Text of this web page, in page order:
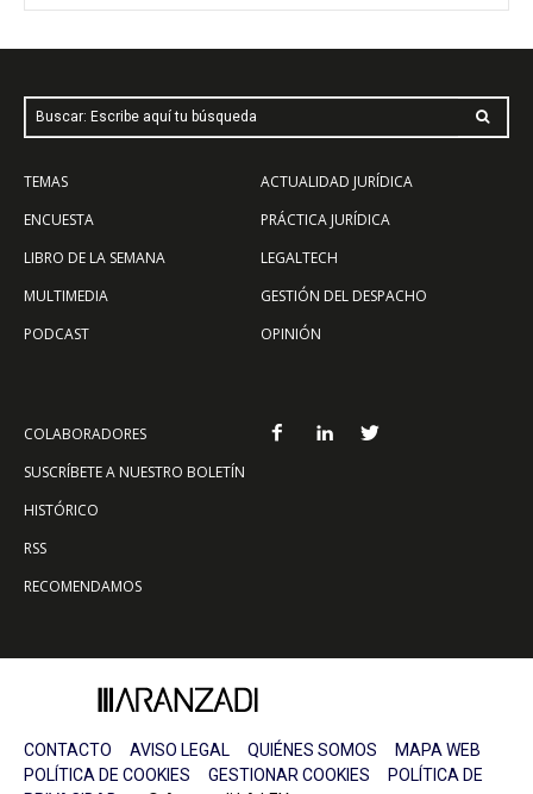
Buscar: Escribe aquí tu búsqueda
TEMAS
ENCUESTA
LIBRO DE LA SEMANA
MULTIMEDIA
PODCAST
ACTUALIDAD JURÍDICA
PRÁCTICA JURÍDICA
LEGALTECH
GESTIÓN DEL DESPACHO
OPINIÓN
COLABORADORES
SUSCRÍBETE A NUESTRO BOLETÍN
HISTÓRICO
RSS
RECOMENDAMOS
CONTACTO AVISO LEGAL QUIÉNES SOMOS
MAPA WEB
POLÍTICA DE COOKIES
GESTIONAR COOKIES
POLÍTICA DE